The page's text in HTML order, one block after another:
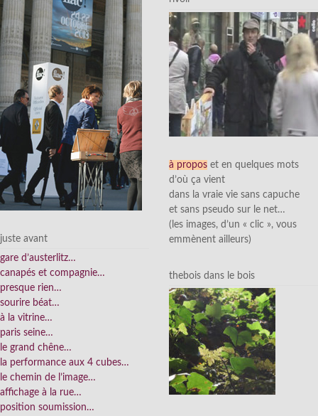
juste avant
gare d’austerlitz…
canapés et compagnie…
presque rien…
sourire béat…
à la vitrine…
paris seine…
le grand chêne…
la performance aux 4 cubes…
le chemin de l’image…
affichage à la rue…
position soumission…
à propos et en quelques mots
d’où ça vient
dans la vraie vie sans capuche
et sans pseudo sur le net…
(les images, d’un « clic », vous
emmènent ailleurs)
thebois dans le bois